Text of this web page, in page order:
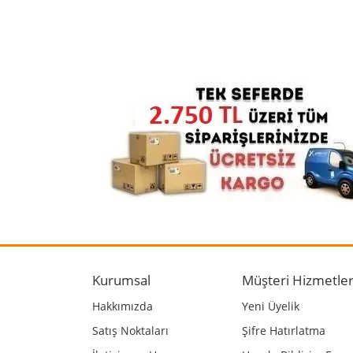
Ürün resmi kalitesiz, bozuk veya
Ürün açıklamasında eksik bilgiler bulunuyor.
Ürün bilgilerinde hatalar bulunuyor.
Ürün fiyatı diğer sitelerden daha pahalı.
Bu ürüne benzer farklı alternatifler olmalı.
Kurumsal
Hakkımızda
Satış Noktaları
Müşteri
Yeni Üyelik
Şifre Hatırlatma